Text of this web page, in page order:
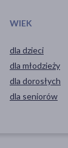
WIEK
dla dzieci
dla młodzieży
dla dorosłych
dla seniorów